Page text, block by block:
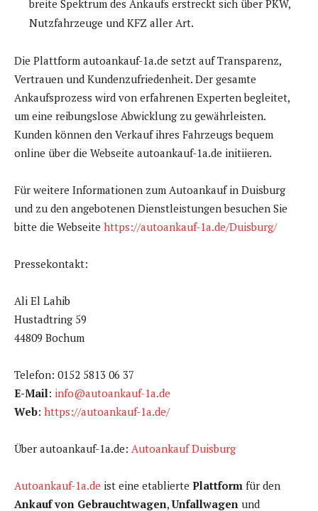
breite Spektrum des Ankaufs erstreckt sich über PKW,
Nutzfahrzeuge und KFZ aller Art.
Die Plattform autoankauf-1a.de setzt auf Transparenz,
Vertrauen und Kundenzufriedenheit. Der gesamte
Ankaufsprozess wird von erfahrenen Experten begleitet,
um eine reibungslose Abwicklung zu gewährleisten.
Kunden können den Verkauf ihres Fahrzeugs bequem
online über die Webseite autoankauf-1a.de initiieren.
Für weitere Informationen zum Autoankauf in Duisburg
und zu den angebotenen Dienstleistungen besuchen Sie
bitte die Webseite https://autoankauf-1a.de/Duisburg/
Pressekontakt:
Ali El Lahib
Hustadtring 59
44809 Bochum
Telefon: 0152 5813 06 37
E-Mail: info@autoankauf-1a.de
Web: https://autoankauf-1a.de/
Über autoankauf-1a.de: Autoankauf Duisburg
Autoankauf-1a.de ist eine etablierte Plattform für den
Ankauf von Gebrauchtwagen,Unfallwagen und